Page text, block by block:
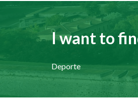
I want to
Deporte